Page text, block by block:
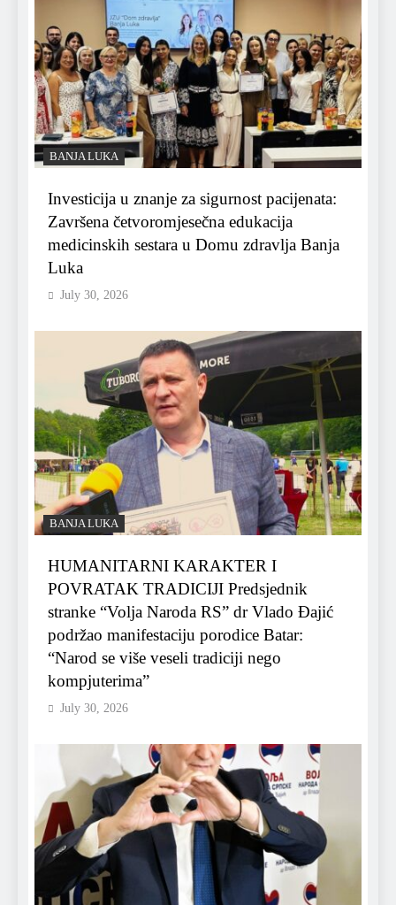
BANJA LUKA
Investicija u znanje za sigurnost pacijenata:
Završena četvoromjesečna edukacija
medicinskih sestara u Domu zdravlja Banja
Luka
July 30, 2026
BANJA LUKA
HUMANITARNI KARAKTER I
POVRATAK TRADICIJI Predsjednik
stranke “Volja Naroda RS” dr Vlado Đajić
podržao manifestaciju porodice Batar:
“Narod se više veseli tradiciji nego
kompjuterima”
July 30, 2026